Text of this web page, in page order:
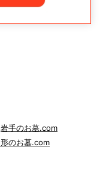
岩手のお墓.com
のお墓.com